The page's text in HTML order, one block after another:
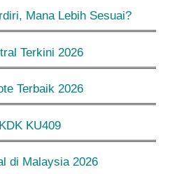
Mana Lebih Sesuai?
Terkini 2026
Terbaik 2026
KU409
di Malaysia 2026